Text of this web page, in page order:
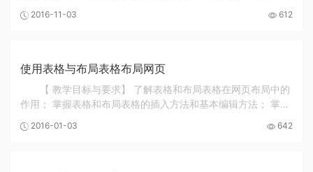
作样式特效。 &#32;2、掌握运用onMouseOut事件制作样
2016-11-03 612
使用表格与布局表格布局网页
【 教学目标与要求】 了解表格和布局表格在网页布局中的
作用； 掌握表格和布局表格的插入方法和基本编辑方法； 掌握
格和布局表格的学习，提高学生学习网页...
2016-01-03 642